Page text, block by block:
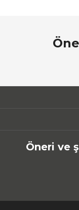
Öneri ve